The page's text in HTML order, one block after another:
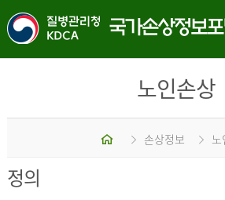
노인손상
홈 손상정보
정의